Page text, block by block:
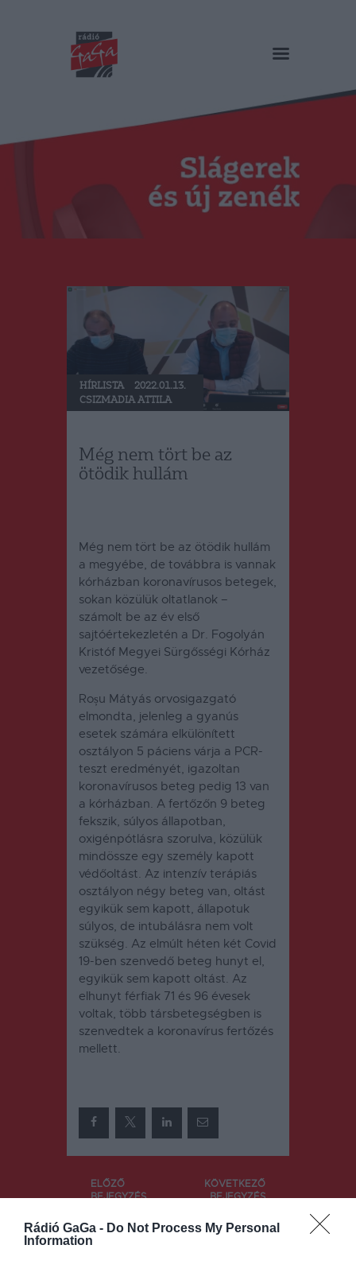
Rádió GaGa - Do Not Process My Personal
Information
RÁDIÓ GAGA
Műsorok
Duma Duba
Podcast és videók
Stáb
Kapcsolat
RO
HÍRLISTA
2022.01.13.
CSIZMADIA ATTILA
Még nem tört be az
ötödik hullám
Még nem tört be az ötödik hullám
a megyébe, de továbbra is vannak
kórházban koronavírusos betegek,
sokan közülük oltatlanok –
számolt be az év első
sajtóértekezletén a Dr. Fogolyán
Kristóf Megyei Sürgősségi Kórház
vezetősége.
Roșu Mátyás orvosigazgató
elmondta, jelenleg a gyanús
esetek számára elkülönített
osztályon 5 páciens várja a PCR-
teszt eredményét, igazoltan
koronavírusos beteg pedig 13 van
a kórházban. A fertőzőn 9 beteg
fekszik, súlyos állapotban,
oxigénpótlásra szorulva, közülük
mindössze egy személy kapott
védőoltást. Az intenzív terápiás
osztályon négy beteg van, oltást
egyikük sem kapott, állapotuk
súlyos, de intubálásra nem volt
szükség. Az elmúlt héten két Covid
19-ben szenvedő beteg hunyt el,
egyikük sem kapott oltást. Az
elhunyt férfiak 71 és 96 évesek
voltak, több társbetegségben is
szenvedtek a koronavírus fertőzés
mellett.
Bejegyzés
ELŐZŐ
BEJEGYZÉS
Megtekinth
ető a
KÖVETKEZŐ
BEJEGYZÉS
Atipikus
volt a tavalyi